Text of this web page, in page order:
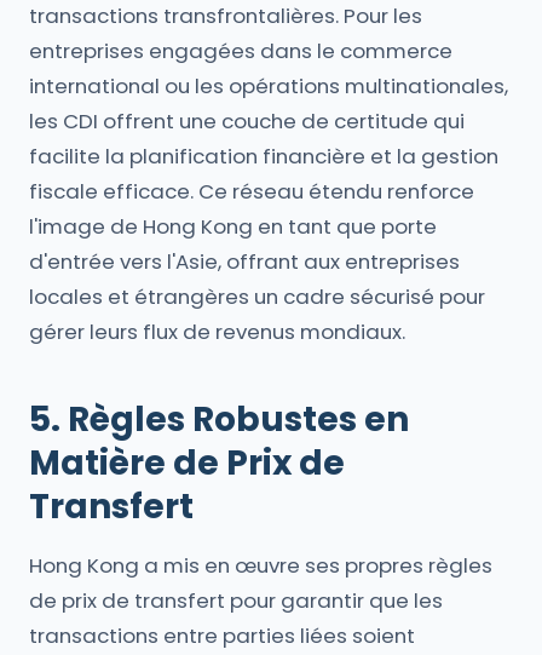
transactions transfrontalières. Pour les
entreprises engagées dans le commerce
international ou les opérations multinationales,
les CDI offrent une couche de certitude qui
facilite la planification financière et la gestion
fiscale efficace. Ce réseau étendu renforce
l'image de Hong Kong en tant que porte
d'entrée vers l'Asie, offrant aux entreprises
locales et étrangères un cadre sécurisé pour
gérer leurs flux de revenus mondiaux.
5. Règles Robustes en
Matière de Prix de
Transfert
Hong Kong a mis en œuvre ses propres règles
de prix de transfert pour garantir que les
transactions entre parties liées soient